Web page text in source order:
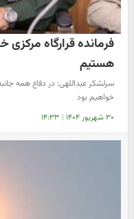
فرمانده قرارگاه
هستیم
سرلشکر عبداللهی: در دفاع همه
خواهیم بود
۳۰ شهریور ۱۴۰۴ | ۱۴:۳۳